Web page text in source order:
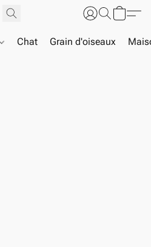
Chat Grain d'oiseaux